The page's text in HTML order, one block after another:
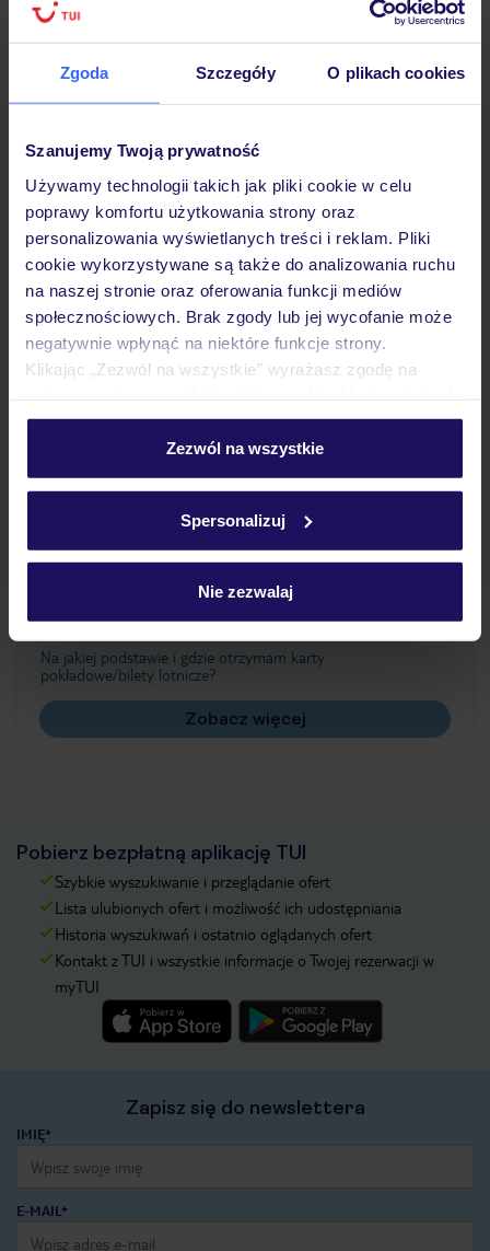
Zgoda Szczegóły O plikach cookies
Szanujemy Twoją prywatność
Używamy technologii takich jak pliki cookie w celu
poprawy komfortu użytkowania strony oraz
personalizowania wyświetlanych treści i reklam. Pliki
cookie wykorzystywane są także do analizowania ruchu
na naszej stronie oraz oferowania funkcji mediów
społecznościowych. Brak zgody lub jej wycofanie może
negatywnie wpłynąć na niektóre funkcje strony.
Klikając „Zezwól na wszystkie” wyrażasz zgodę na
personalizować swój wybór wchodząc w zakładkę
Szczegółowe informacje o plikach cookie znajdziesz
Zezwól na wszystkie
Spersonalizuj
Nie zezwalaj
Hotel
Pokoje
Wyżywienie
Ważne informacje
Często zadawane pytania
Jak zmienić uczestników/osobę zgłaszającą?
Na jakiej podstawie i gdzie otrzymam karty
pokładowe/bilety lotnicze?
Zobacz więcej
Pobierz bezpłatną aplikację TUI
Szybkie wyszukiwanie i przeglądanie ofert
Lista ulubionych ofert i możliwość ich udostępniania
Historia wyszukiwań i ostatnio oglądanych ofert
Kontakt z TUI i wszystkie informacje o Twojej rezerwacji w
myTUI
Zapisz się do newslettera
IMIĘ*
E-MAIL*